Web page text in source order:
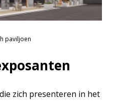
paviljoen
zich presenteren in het